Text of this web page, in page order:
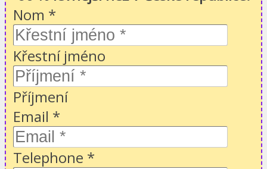
Nom *
Křestní jméno
Příjmení
Email *
Telephone *